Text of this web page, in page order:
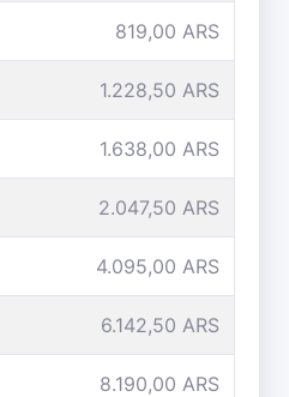
819,00 ARS
1.228,50 ARS
1.638,00 ARS
2.047,50 ARS
4.095,00 ARS
6.142,50 ARS
8.190,00 ARS